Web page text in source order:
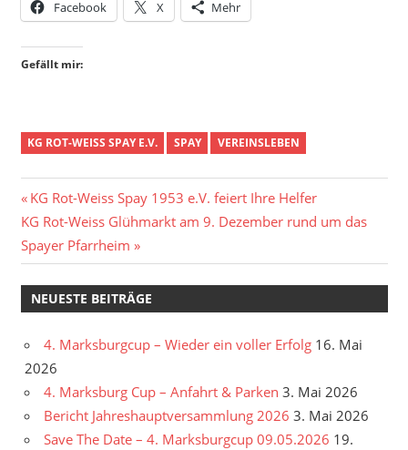
Facebook X Mehr
Gefällt mir:
KG ROT-WEISS SPAY E.V. SPAY VEREINSLEBEN
Beitragsnavigation
Vorheriger
Beitrag:
KG Rot-Weiss Spay 1953 e.V. feiert Ihre Helfer
Nächster
Beitrag:
KG Rot-Weiss Glühmarkt am 9. Dezember rund um das
Spayer Pfarrheim
NEUESTE BEITRÄGE
4. Marksburgcup – Wieder ein voller Erfolg 16. Mai
2026
4. Marksburg Cup – Anfahrt & Parken 3. Mai 2026
Bericht Jahreshauptversammlung 2026 3. Mai 2026
Save The Date – 4. Marksburgcup 09.05.2026 19.